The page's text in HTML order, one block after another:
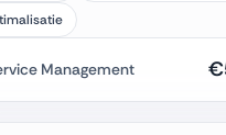
Management €